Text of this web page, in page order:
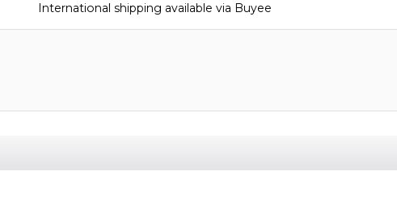
International shipping available via Buyee